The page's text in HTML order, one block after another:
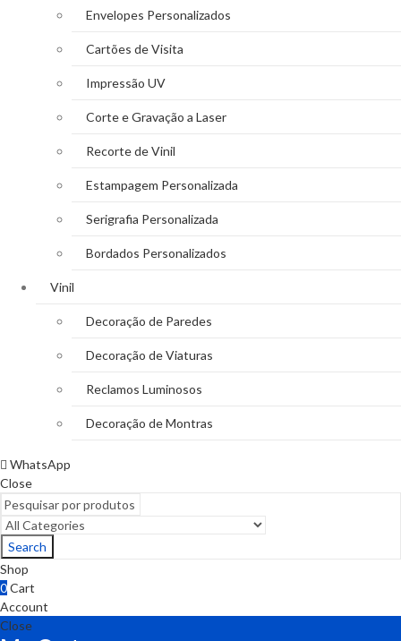
Envelopes Personalizados
Cartões de Visita
Impressão UV
Corte e Gravação a Laser
Recorte de Vinil
Estampagem Personalizada
Serigrafia Personalizada
Bordados Personalizados
Vinil
Decoração de Paredes
Decoração de Viaturas
Reclamos Luminosos
Decoração de Montras
WhatsApp
Close
Search
Shop
0Cart
Account
Close